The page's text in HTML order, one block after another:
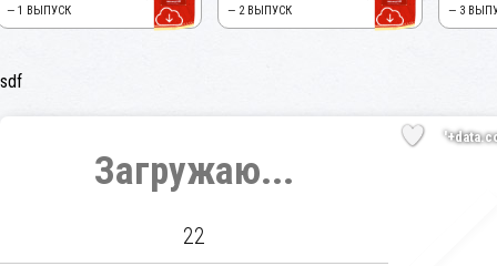
— 1 ВЫПУСК
— 2 ВЫПУСК
— 3
sdf
Загружаю...
22